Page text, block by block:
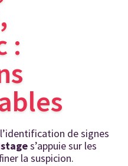
:
de signes
s’appuie sur les
la suspicion.